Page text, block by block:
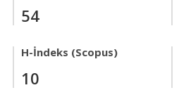
54
H-İndeks (Scopus)
10